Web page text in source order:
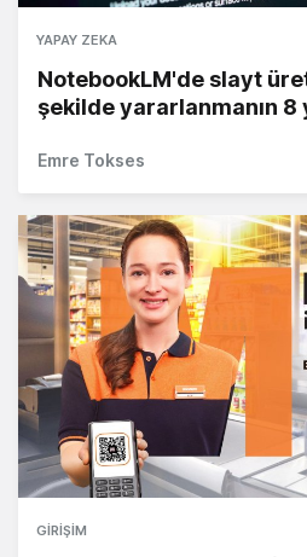
YAPAY ZEKA
NotebookLM'de slayt
şekilde yararlanmanın 8
Emre Tokses
GIRIŞIM